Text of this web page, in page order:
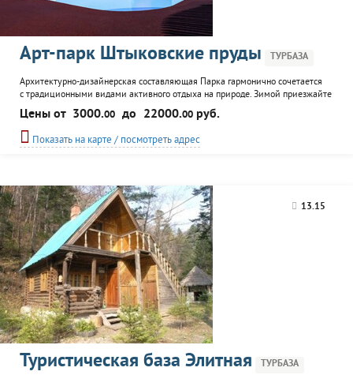
Арт-парк Штыковские пруды ТУРБАЗА
Архитектурно-дизайнерская составляющая Парка гармонично сочетается
с традиционными видами активного отдыха на природе. Зимой приезжайте
кататься на лыжах, сноуборде, тюбингах, коньках. Летом для гостей
работают два бассейна, песчаный пляж на Большом пруду, огромная
водяная горка, прокат лодок, катамаранов, водного такси. Любителей
драйва и экстрима...
Цены от 3000.00 до 22000.00 руб.
Показать на карте / посмотреть адрес
13.15
Туристическая база Элитная ТУРБАЗА